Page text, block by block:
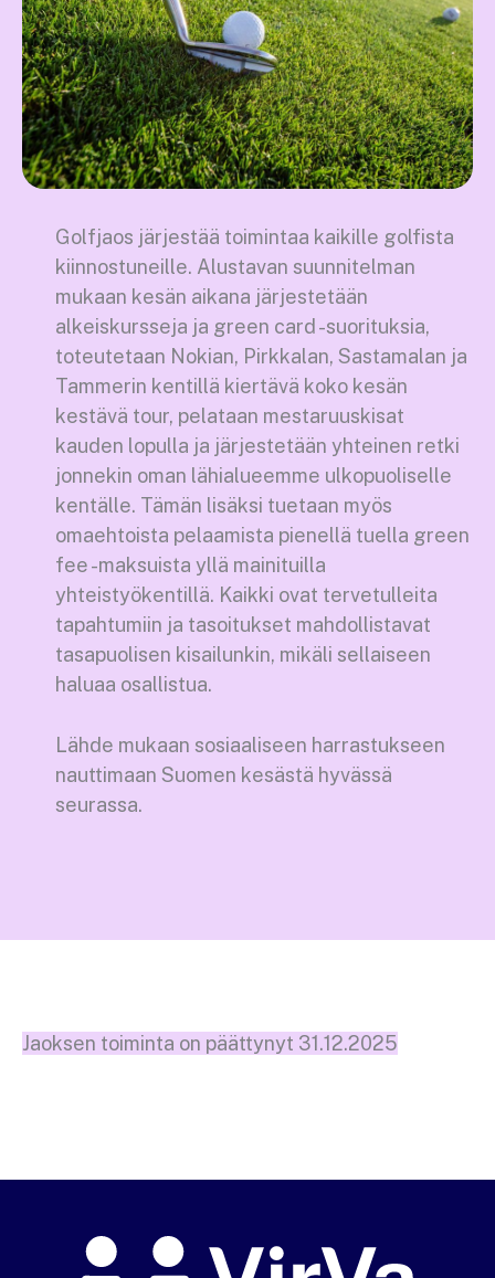
Golfjaos järjestää toimintaa kaikille golfista
kiinnostuneille. Alustavan suunnitelman
mukaan kesän aikana järjestetään
alkeiskursseja ja green card -suorituksia,
toteutetaan Nokian, Pirkkalan, Sastamalan ja
Tammerin kentillä kiertävä koko kesän
kestävä tour, pelataan mestaruuskisat
kauden lopulla ja järjestetään yhteinen retki
jonnekin oman lähialueemme ulkopuoliselle
kentälle. Tämän lisäksi tuetaan myös
omaehtoista pelaamista pienellä tuella green
fee -maksuista yllä mainituilla
yhteistyökentillä. Kaikki ovat tervetulleita
tapahtumiin ja tasoitukset mahdollistavat
tasapuolisen kisailunkin, mikäli sellaiseen
haluaa osallistua.
Lähde mukaan sosiaaliseen harrastukseen
nauttimaan Suomen kesästä hyvässä
seurassa.
Jaoksen toiminta on päättynyt 31.12.2025